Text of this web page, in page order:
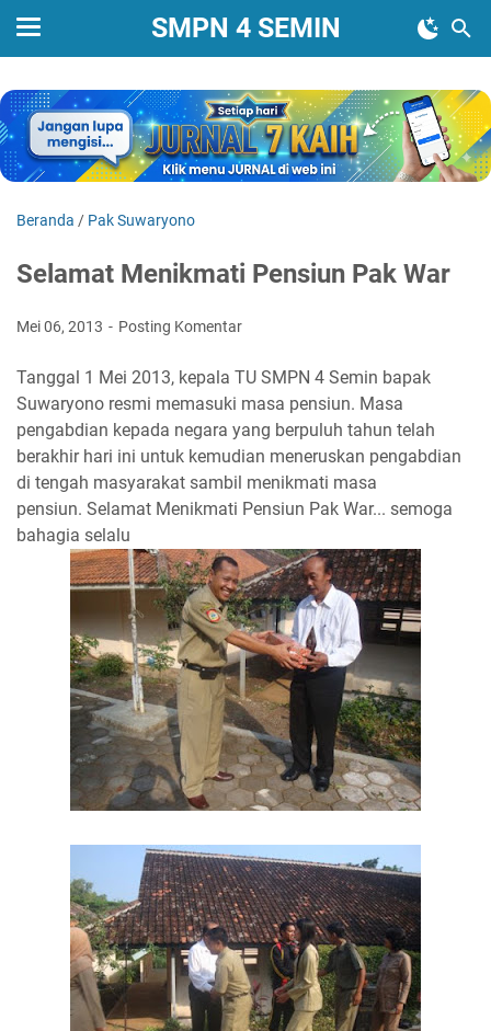
SMPN 4 SEMIN
Beranda / Pak Suwaryono
Selamat Menikmati Pensiun Pak War
Mei 06, 2013 Posting Komentar
Tanggal 1 Mei 2013, kepala TU SMPN 4 Semin bapak
Suwaryono resmi memasuki masa pensiun. Masa
pengabdian kepada negara yang berpuluh tahun telah
berakhir hari ini untuk kemudian meneruskan pengabdian
di tengah masyarakat sambil menikmati masa
pensiun. Selamat Menikmati Pensiun Pak War... semoga
bahagia selalu